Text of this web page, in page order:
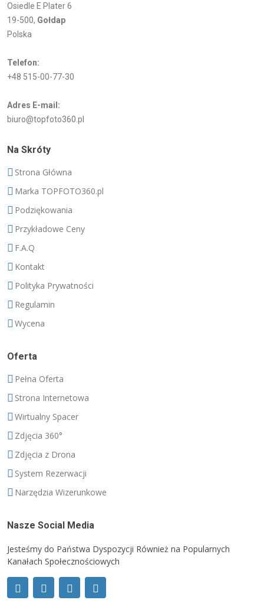
Osiedle E Plater 6
19-500, Gołdap
Polska
Telefon:
+48 515-00-77-30
Adres E-mail:
biuro@topfoto360.pl
Na Skróty
Strona Główna
Marka TOPFOTO360.pl
Podziękowania
Przykładowe Ceny
F.A.Q
Kontakt
Polityka Prywatności
Regulamin
Wycena
Oferta
Pełna Oferta
Strona Internetowa
Wirtualny Spacer
Zdjęcia 360°
Zdjęcia z Drona
System Rezerwacji
Narzędzia Wizerunkowe
Nasze Social Media
Jesteśmy do Państwa Dyspozycji Również na Popularnych
Kanałach Społecznościowych